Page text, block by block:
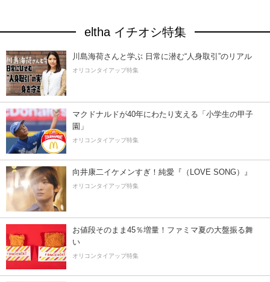
eltha イチオシ特集
川島海荷さんと学ぶ 日常に潜む“人身取引”のリアル
オリコンタイアップ特集
マクドナルドが40年にわたり支える「小学生の甲子
園」
オリコンタイアップ特集
向井康二イケメンすぎ！純愛『（LOVE SONG）』
オリコンタイアップ特集
お値段そのまま45％増量！ファミマ夏の大盤振る舞
い
オリコンタイアップ特集